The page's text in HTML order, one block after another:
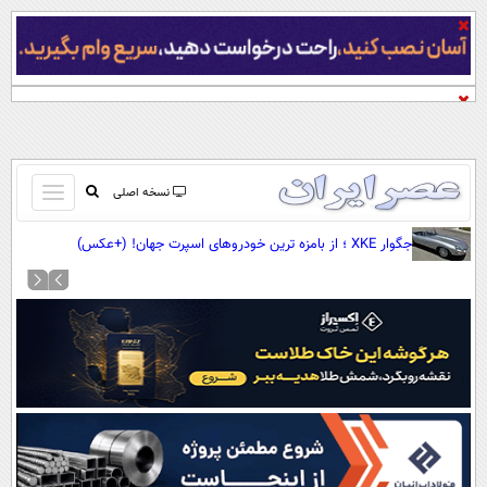
نسخه اصلی
باز
و
کردن
صفحه اول
آرشیو
نظرسنجی
آب و هوا
اوقات شرعی
سواد زندگی
جگوار XKE ؛ از بامزه ترین خودروهای اسپرت جهان! (+عکس)